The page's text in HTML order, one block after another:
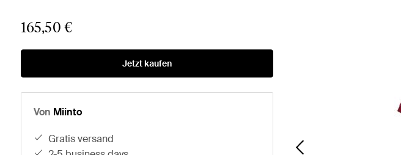
165,50 €
Jetzt kaufen
Von Miinto
gratis versand